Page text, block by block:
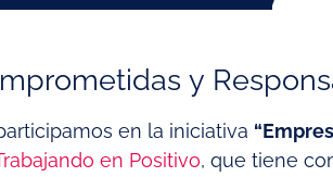
y
en la iniciativa
en Positivo, que tiene